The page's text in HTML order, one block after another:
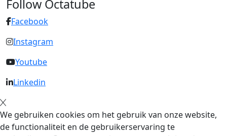
Follow Octatube
Facebook
Instagram
Youtube
Linkedin
We gebruiken cookies om het gebruik van onze website,
de functionaliteit en de gebruikerservaring te